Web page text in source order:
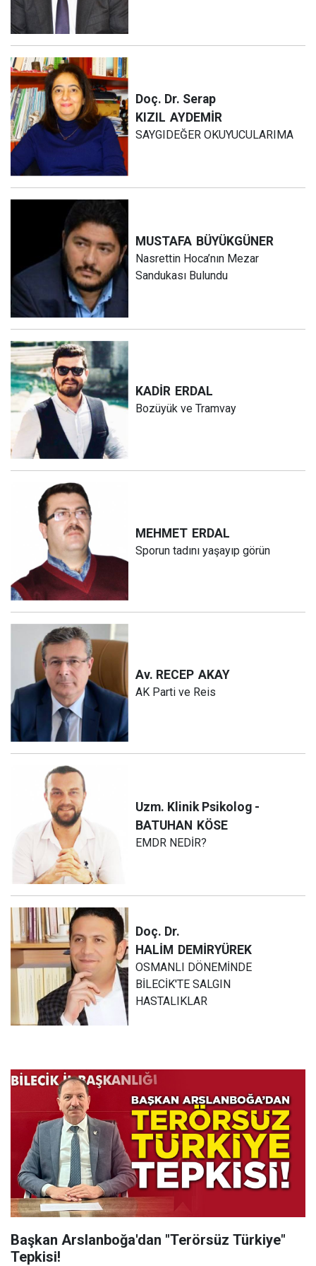
Doç. Dr. Serap
KIZIL AYDEMİR
SAYGIDEĞER OKUYUCULARIMA
MUSTAFA BÜYÜKGÜNER
Nasrettin Hoca’nın Mezar
Sandukası Bulundu
KADİR ERDAL
Bozüyük ve Tramvay
MEHMET ERDAL
Sporun tadını yaşayıp görün
Av. RECEP AKAY
AK Parti ve Reis
Uzm. Klinik Psikolog -
BATUHAN KÖSE
EMDR NEDİR?
Doç. Dr.
HALİM DEMİRYÜREK
OSMANLI DÖNEMİNDE
BİLECİK'TE SALGIN
HASTALIKLAR
Başkan Arslanboğa'dan "Terörsüz Türkiye"
Tepkisi!